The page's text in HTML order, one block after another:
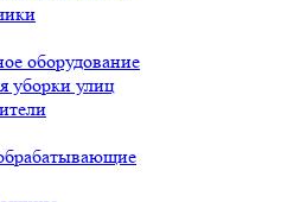
оборудование
уборки улиц